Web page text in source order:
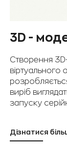
3D -
Створення
виріб
запуску
Дізнатися